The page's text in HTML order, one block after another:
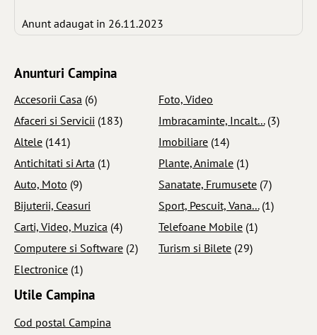
Anunt adaugat in 26.11.2023
Anunturi Campina
Accesorii Casa (6)
Afaceri si Servicii (183)
Altele (141)
Antichitati si Arta (1)
Auto, Moto (9)
Bijuterii, Ceasuri
Carti, Video, Muzica (4)
Computere si Software (2)
Electronice (1)
Foto, Video
Imbracaminte, Incalt... (3)
Imobiliare (14)
Plante, Animale (1)
Sanatate, Frumusete (7)
Sport, Pescuit, Vana... (1)
Telefoane Mobile (1)
Turism si Bilete (29)
Utile Campina
Cod postal Campina